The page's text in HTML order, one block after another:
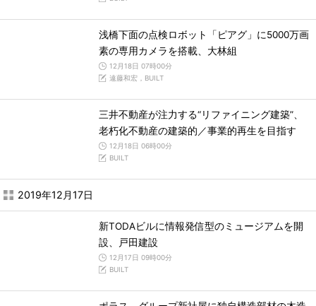
浅橋下面の点検ロボット「ピアグ」に5000万画
素の専用カメラを搭載、大林組
12月18日 07時00分
遠藤和宏，BUILT
三井不動産が注力する“リファイニング建築”、
老朽化不動産の建築的／事業的再生を目指す
12月18日 06時00分
BUILT
2019年12月17日
新TODAビルに情報発信型のミュージアムを開
設、戸田建設
12月17日 09時00分
BUILT